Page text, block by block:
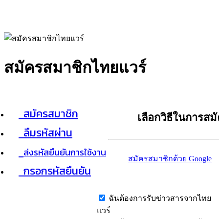
สมัครสมาชิกไทยแวร์
สมัครสมาชิก
ลืมรหัสผ่าน
ส่งรหัสยืนยันการใช้งาน
กรอกรหัสยืนยัน
เลือกวิธีในการส
สมัครสมาชิกด้วย Google
ฉันต้องการรับข่าวสารจากไทย
แวร์